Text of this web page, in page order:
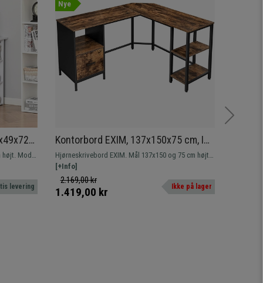
levering
Nye
Kontorbord EXIM, 137x150x75 cm, I
Metal og Træ, Sort og Mørkebrun
Farve
Hjørneskrivebord EXIM. Mål 137x150 og 75 cm højt.
Skrivebord i industriel stil med bred
arbejdsoverflade. Resistente estructura en madera y
metal.
[+Info]
2.169,00 kr
1.419,00 kr Ikke på lager